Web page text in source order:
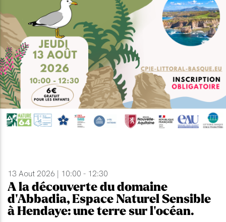
13 Aout 2026 | 10:00 - 12:30
A la découverte du domaine
d'Abbadia, Espace Naturel Sensible
à Hendaye: une terre sur l'océan.